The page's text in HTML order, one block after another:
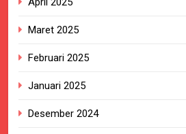
Maret 2025
Februari 2025
Januari 2025
Desember 2024